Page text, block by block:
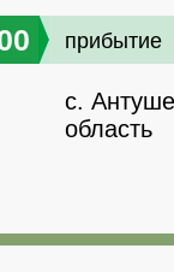
прибытие
с.
область